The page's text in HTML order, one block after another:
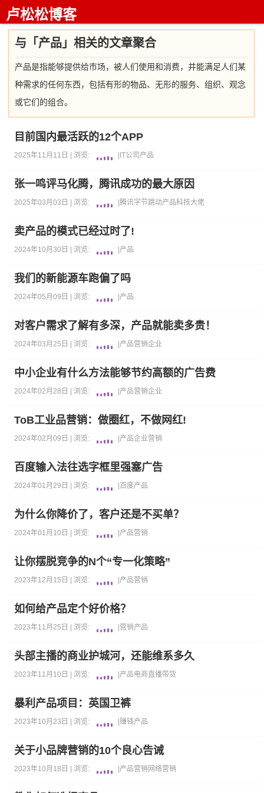
卢松松博客
与「产品」相关的文章聚合
产品是指能够提供给市场，被人们使用和消费，并能满足人们某
种需求的任何东西，包括有形的物品、无形的服务、组织、观念
或它们的组合。
目前国内最活跃的12个APP
2025年11月11日 | 浏览: IT公司 产品
张一鸣评马化腾，腾讯成功的最大原因
2025年03月03日 | 浏览: |腾讯字节跳动产品科技大佬
卖产品的模式已经过时了!
2024年10月30日 | 浏览: 产品
我们的新能源车跑偏了吗
2024年05月09日 | 浏览: 产品
对客户需求了解有多深，产品就能卖多贵！
2024年03月25日 | 浏览: 产品营销企业
中小企业有什么方法能够节约高额的广告费
2024年02月28日 | 浏览: 产品营销企业
ToB工业品营销：做圈红，不做网红!
2024年02月09日 | 浏览: 产品企业营销
百度输入法往选字框里强塞广告
2024年01月29日 | 浏览: 百度产品
为什么你降价了，客户还是不买单？
2024年01月10日 | 浏览: 产品营销
让你摆脱竞争的N个“专一化策略”
2023年12月15日 | 浏览: 产品营销
如何给产品定个好价格？
2023年11月25日 | 浏览: 营销产品
头部主播的商业护城河，还能维系多久
2023年11月10日 | 浏览: 产品电商 直播带货
暴利产品项目：英国卫裤
2023年10月23日 | 浏览: 赚钱产品
关于小品牌营销的10个良心告诫
2023年10月18日 | 浏览: 产品营销 网络营销